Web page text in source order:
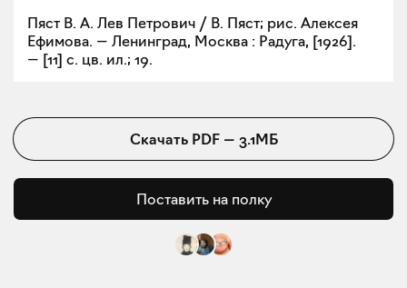
Пяст В. А. Лев Петрович / В. Пяст; рис. Алексея
Ефимова. — Ленинград, Москва : Радуга, [1926].
— [11] с. цв. ил.; 19.
Скачать PDF— 3.1МБ
Поставить на полку